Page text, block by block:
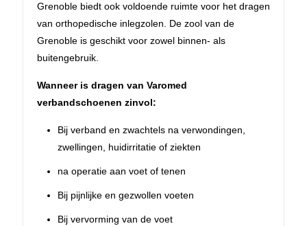
Grenoble biedt ook voldoende ruimte voor het dragen
van orthopedische inlegzolen. De zool van de
Grenoble is geschikt voor zowel binnen- als
buitengebruik.
Wanneer is dragen van Varomed
verbandschoenen zinvol:
Bij verband en zwachtels na verwondingen,
zwellingen, huidirritatie of ziekten
na operatie aan voet of tenen
Bij pijnlijke en gezwollen voeten
Bij vervorming van de voet